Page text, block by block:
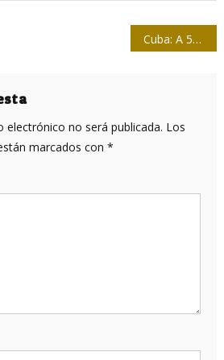
Cuba: A 58 años de la Crisis de los misiles
electrónico no será publicada. Los
marcados con *